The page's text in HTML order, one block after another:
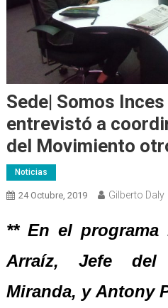
Sede| Somos
entrevistó a
del Movimiento
Noticias
24 Octubre, 2019 Gilberto Daly
** En el programa
Arraíz, Jefe del
Miranda, y Antony